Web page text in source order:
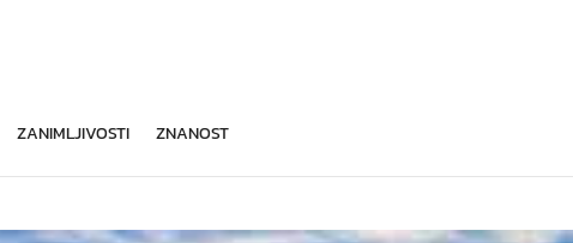
ZANIMLJIVOSTI ZNANOST